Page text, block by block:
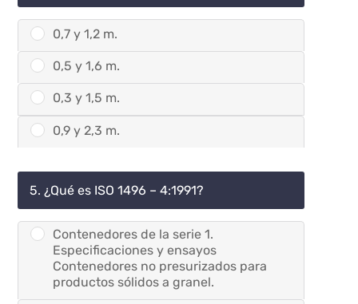
0,7 y 1,2 m.
0,5 y 1,6 m.
0,3 y 1,5 m.
0,9 y 2,3 m.
5. ¿Qué es ISO 1496 – 4:1991?
Contenedores de la serie 1.
Especificaciones y ensayos
Contenedores no presurizados para
productos sólidos a granel.